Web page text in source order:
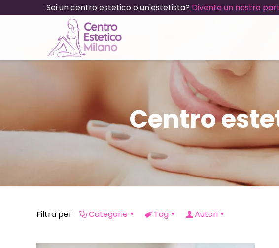
Sei un centro estetico o un'estetista? Diventa un nostro
Centro
Filtra per Categorie Tag Autori